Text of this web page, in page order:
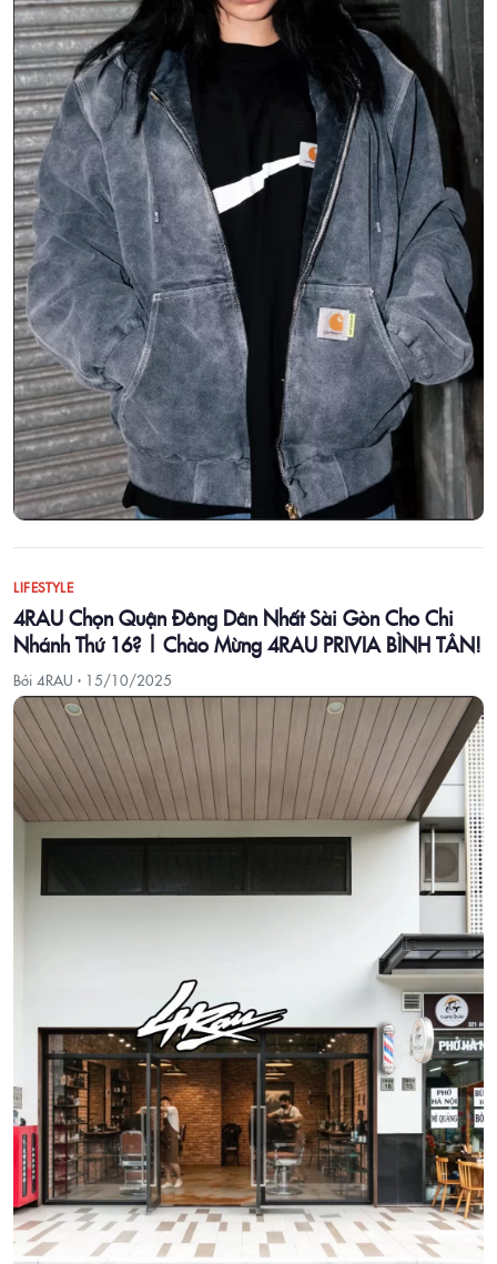
LIFESTYLE
4RAU Chọn Quận Đông Dân Nhất Sài Gòn Cho Chi
Nhánh Thứ 16? | Chào Mừng 4RAU PRIVIA BÌNH TÂN!
Bởi 4RAU · 15/10/2025